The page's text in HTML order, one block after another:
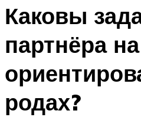
Каковы
партнёра
родах?